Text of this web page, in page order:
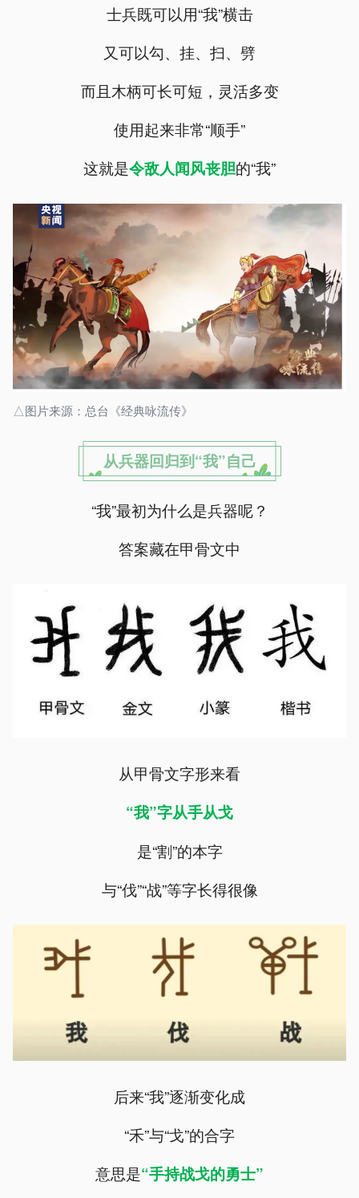
士兵既可以用“我”横击
又可以勾、挂、扫、劈
而且木柄可长可短，灵活多变
使用起来非常“顺手”
这就是令敌人闻风丧胆的“我”
△图片来源：总台《经典咏流传》
从兵器回归到“我”自己
“我”最初为什么是兵器呢？
答案藏在甲骨文中
从甲骨文字形来看
“我”字从手从戈
是“割”的本字
与“伐”“战”等字长得很像
后来“我”逐渐变化成
“禾”与“戈”的合字
意思是“手持战戈的勇士”